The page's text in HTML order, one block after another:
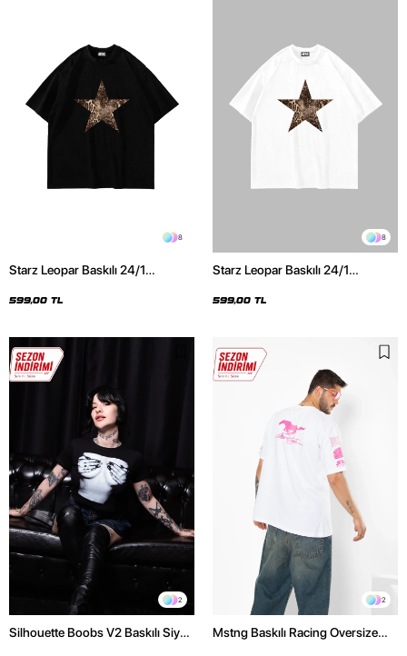
8
Starz Leopar Baskılı 24/1
599,00 TL
8
Starz Leopar Baskılı 24/1
599,00 TL
2
Silhouette Boobs V2 Baskılı Siyah
2
Mstng Baskılı Racing Oversize